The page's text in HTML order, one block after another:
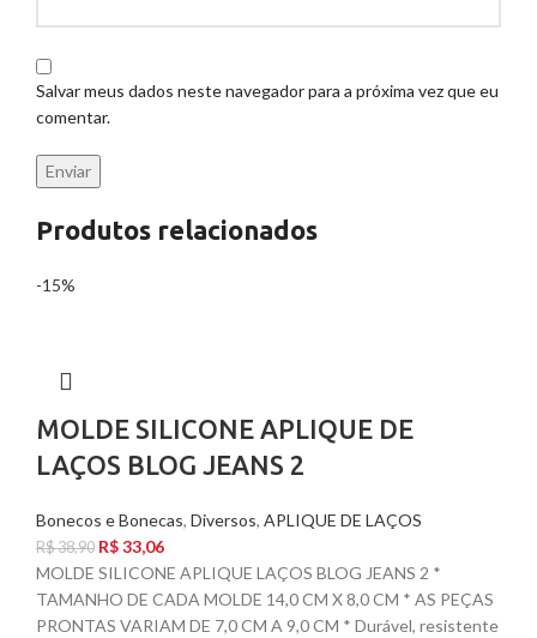
Salvar meus dados neste navegador para a próxima vez que eu
comentar.
Produtos relacionados
-15%
MOLDE SILICONE APLIQUE DE
LAÇOS BLOG JEANS 2
Bonecos e Bonecas, Diversos, APLIQUE DE LAÇOS
R$38,90 R$33,06
MOLDE SILICONE APLIQUE LAÇOS BLOG JEANS 2 *
TAMANHO DE CADA MOLDE 14,0 CM X 8,0 CM * AS PEÇAS
PRONTAS VARIAM DE 7,0 CM A 9,0 CM * Durável, resistente